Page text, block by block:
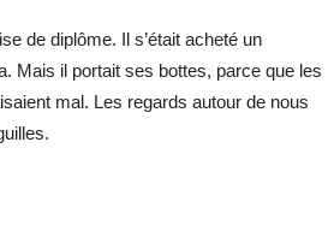
de diplôme. Il s’était acheté un
Mais il portait ses bottes, parce que les
mal. Les regards autour de nous